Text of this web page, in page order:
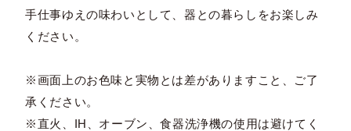
手仕事ゆえの味わいとして、器との暮らしをお楽しみ
ください。
※画面上のお色味と実物とは差がありますこと、ご了
承ください。
※直火、IH、オーブン、食器洗浄機の使用は避けてく